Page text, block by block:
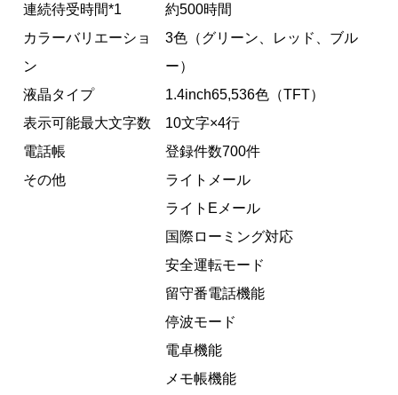
連続待受時間*1
約500時間
カラーバリエーショ
ン
3色（グリーン、レッド、ブル
ー）
液晶タイプ
1.4inch65,536色（TFT）
表示可能最大文字数
10文字×4行
電話帳
登録件数700件
その他
ライトメール
ライトEメール
国際ローミング対応
安全運転モード
留守番電話機能
停波モード
電卓機能
メモ帳機能